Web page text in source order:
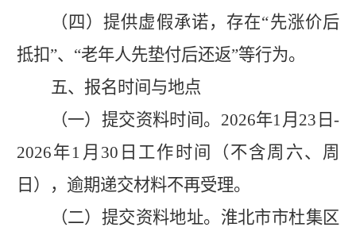
（ 四 ）提供虚假承诺，存在“先涨价后
抵扣”、 “老年人先垫付后还返”等行为。
五、报名时间与地点
（一）提交资料时间。 2026年1 月 23 日-
2026年1 月 30 日工作时间（ 不含周六、周
日 ），逾期递交材料不再受理。
（二）提交资料地址。 淮北市市杜集区